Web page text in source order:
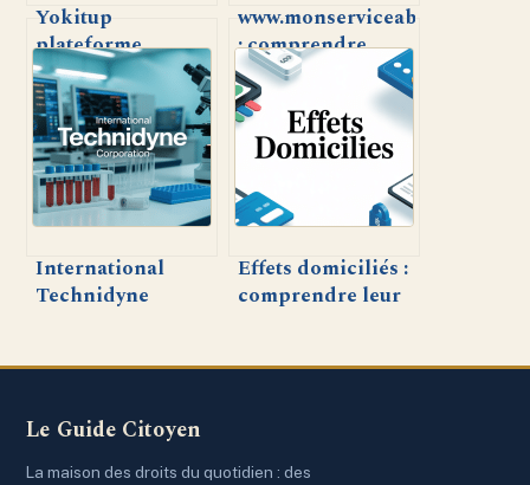
Yokitup
plateforme
innovante pour la
gestion des stocks
et achats
www.monserviceabo.fr
: comprendre,
gérer ou résilier
vos abonnements
simplement
International
Technidyne
impact dans
systèmes
médicaux
Effets domiciliés :
comprendre leur
aujourd’hui
Le Guide Citoyen
La maison des droits du quotidien : des